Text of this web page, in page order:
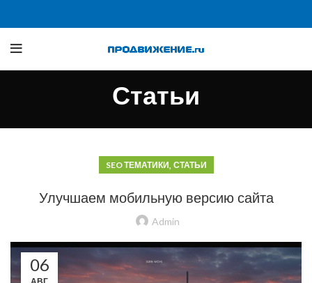
Статьи
SEO ТЕМАТИКИ, СТАТЬИ
Улучшаем мобильную версию сайта
Admin
06